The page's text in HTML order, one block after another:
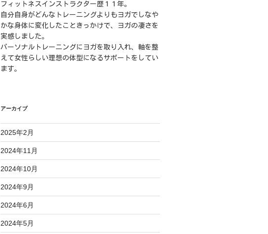
フィットネスインストラクター歴１１年。
自分自身がどんなトレーニングよりもヨガでしなや
かな身体に変化したこときっかけで、ヨガの凄さを
実感しました。
パーソナルトレーニングにヨガを取り入れ、軸を整
えて女性らしい理想の体型になるサポートをしてい
ます。
アーカイブ
2025年2月
2024年11月
2024年10月
2024年9月
2024年6月
2024年5月